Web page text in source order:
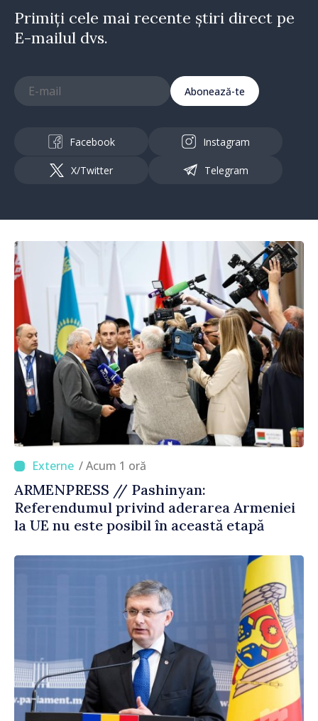
Primiți cele mai recente știri direct pe
E-mailul dvs.
Abonează-te
Facebook Instagram
X/Twitter Telegram
/ Acum 1 oră
ARMENPRESS // Pashinyan:
Referendumul privind aderarea Armeniei
la UE nu este posibil în această etapă